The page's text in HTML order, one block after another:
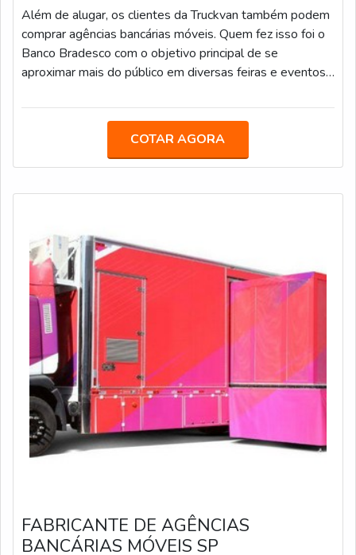
Além de alugar, os clientes da Truckvan também podem
comprar agências bancárias móveis. Quem fez isso foi o
Banco Bradesco com o objetivo principal de se
aproximar mais do público em diversas feiras e eventos
Bradesco possui acesso para pessoas com deficiência e
os serviços bancários da agência, com prioridade para
atendimentos aos produtores rurais, como linhas de
COTAR AGORA
FABRICANTE DE AGÊNCIAS
BANCÁRIAS MÓVEIS SP